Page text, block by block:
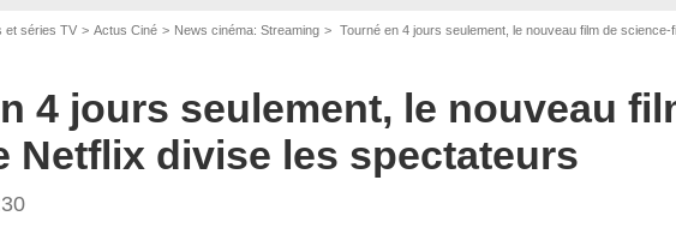
et séries TV Actus Ciné News cinéma: Streaming Tourné en 4 jours seulement, le nouveau film de
4 jours seulement, le nouveau
Netflix divise les spectateurs